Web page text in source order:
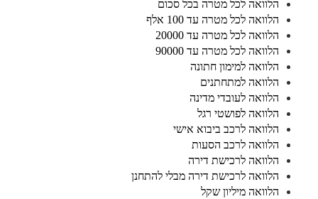
הלוואה לכל מטרה בכל סכום
הלוואה לכל מטרה עד 100 אלף
הלוואה לכל מטרה עד 20000
הלוואה לכל מטרה עד 90000
הלוואה למימון חתונה
הלוואה למתחתנים
הלוואה לעובדי מדינה
הלוואה לפושטי רגל
הלוואה לרכב ביבוא אישי
הלוואה לרכב הסעות
הלוואה לרכישת דירה
הלוואה לרכישת דירה מבלי להתחנן
הלוואה מיליון שקל